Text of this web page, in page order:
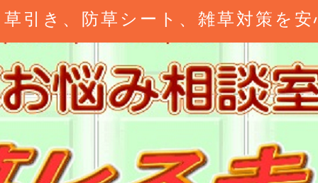
引き、防草シート、雑草対策を